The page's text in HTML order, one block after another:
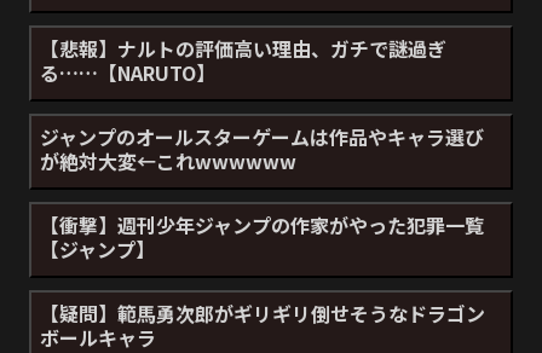
【悲報】ナルトの評価高い理由、ガチで謎過ぎ
る……【NARUTO】
ジャンプのオールスターゲームは作品やキャラ選び
が絶対大変←これwwwwww
【衝撃】週刊少年ジャンプの作家がやった犯罪一覧
【ジャンプ】
【疑問】範馬勇次郎がギリギリ倒せそうなドラゴン
ボールキャラ